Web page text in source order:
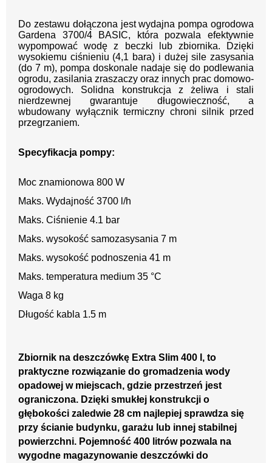
Do zestawu dołączona jest wydajna pompa ogrodowa
Gardena 3700/4 BASIC, która pozwala efektywnie
wypompować wodę z beczki lub zbiornika. Dzięki
wysokiemu ciśnieniu (4,1 bara) i dużej sile zasysania
(do 7 m), pompa doskonale nadaje się do podlewania
ogrodu, zasilania zraszaczy oraz innych prac domowo-
ogrodowych. Solidna konstrukcja z żeliwa i stali
nierdzewnej gwarantuje długowieczność, a
wbudowany wyłącznik termiczny chroni silnik przed
przegrzaniem.
Specyfikacja pompy:
Moc znamionowa 800 W
Maks. Wydajność 3700 l/h
Maks. Ciśnienie 4.1 bar
Maks. wysokość samozasysania 7 m
Maks. wysokość podnoszenia 41 m
Maks. temperatura medium 35 °C
Waga 8 kg
Długość kabla 1.5 m
Zbiornik na deszczówkę Extra Slim 400 l, to
praktyczne rozwiązanie do gromadzenia wody
opadowej w miejscach, gdzie przestrzeń jest
ograniczona. Dzięki smukłej konstrukcji o
głębokości zaledwie 28 cm najlepiej sprawdza się
przy ścianie budynku, garażu lub innej stabilnej
powierzchni. Pojemność 400 litrów pozwala na
wygodne magazynowanie deszczówki do